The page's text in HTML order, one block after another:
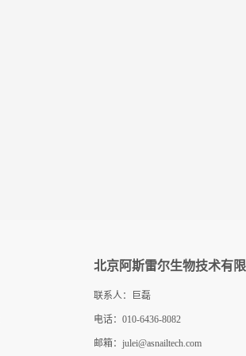
北京阿斯雷尔生物技术有
联系人：巨磊
电话：010-6436-8082
邮箱： julei@asnailtech.com